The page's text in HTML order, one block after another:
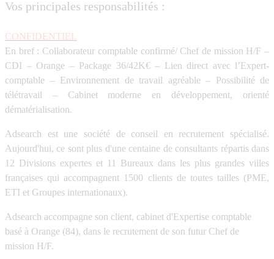
Vos principales responsabilités :
CONFIDENTIEL
En bref : Collaborateur comptable confirmé/ Chef de mission H/F –
CDI – Orange – Package 36/42K€ – Lien direct avec l’Expert-
comptable – Environnement de travail agréable – Possibilité de
télétravail – Cabinet moderne en développement, orienté
dématérialisation.
Adsearch est une société de conseil en recrutement spécialisé.
Aujourd'hui, ce sont plus d'une centaine de consultants répartis dans
12 Divisions expertes et 11 Bureaux dans les plus grandes villes
françaises qui accompagnent 1500 clients de toutes tailles (PME,
ETI et Groupes internationaux).
Adsearch accompagne son client, cabinet d'Expertise comptable
basé à Orange (84), dans le recrutement de son futur Chef de
mission H/F.